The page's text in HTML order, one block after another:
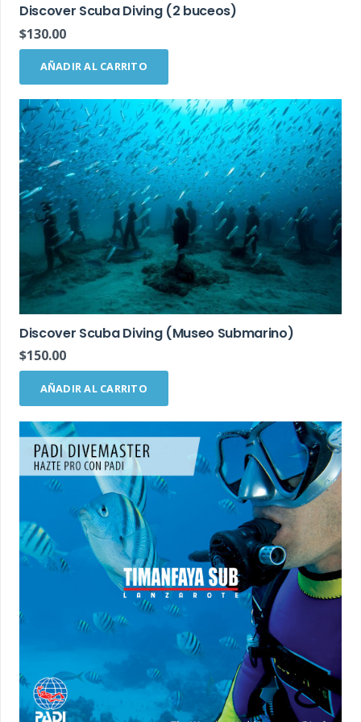
Discover Scuba Diving (2 buceos)
$130.00
AÑADIR AL CARRITO
Discover Scuba Diving (Museo Submarino)
$150.00
AÑADIR AL CARRITO